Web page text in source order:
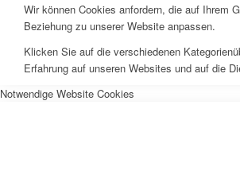
Wir können Cookies anfordern, die auf Ihrem
Beziehung zu unserer Website anpassen.
Klicken Sie auf die verschiedenen
Erfahrung auf unseren Websites und auf die
Notwendige Website Cookies